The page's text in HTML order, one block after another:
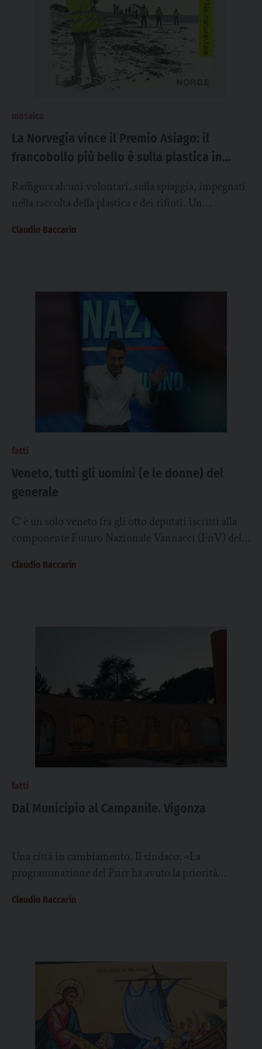
La Norvegia vince il Premio Asiago: il
francobollo più bello è sulla plastica in
Raffigura alcuni volontari, sulla spiaggia, impegnati
nella raccolta della plastica e dei rifiuti. Un
Claudio Baccarin
fatti
Veneto, tutti gli uomini (e le donne) del
generale
C’ è un solo veneto fra gli otto deputati iscritti alla
componente Futuro Nazionale Vannacci (FnV) del
Claudio Baccarin
fatti
Dal Municipio al Campanile. Vigonza
Una città in cambiamento. Il sindaco: «La
programmazione del Pnrr ha avuto la priorità
Claudio Baccarin